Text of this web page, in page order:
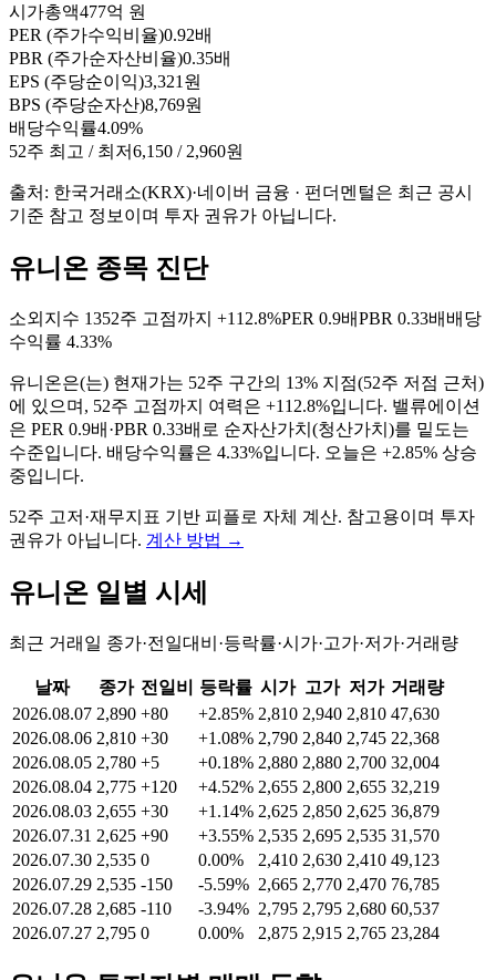
시가총액477억 원
PER (주가수익비율)0.92배
PBR (주가순자산비율)0.35배
EPS (주당순이익)3,321원
BPS (주당순자산)8,769원
배당수익률4.09%
52주 최고 / 최저6,150 / 2,960원
출처: 한국거래소(KRX)·네이버 금융 · 펀더멘털은 최근 공시
기준 참고 정보이며 투자 권유가 아닙니다.
유니온 종목 진단
소외지수 1352주 고점까지 +112.8%PER 0.9배PBR 0.33배 배당
수익률 4.33%
유니온은(는) 현재가는 52주 구간의 13% 지점(52주 저점 근처)
에 있으며, 52주 고점까지 여력은 +112.8%입니다. 밸류에이션
은 PER 0.9배·PBR 0.33배로 순자산가치(청산가치)를 밑도는
수준입니다. 배당수익률은 4.33%입니다. 오늘은 +2.85% 상승
중입니다.
52주 고저·재무지표 기반 피플로 자체 계산. 참고용이며 투자
권유가 아닙니다. 계산 방법 →
유니온 일별 시세
최근 거래일 종가·전일대비·등락률·시가·고가·저가·거래량
날짜 종가 전일비 등락률 시가 고가 저가 거래량
2026.08.07 2,890 +80 +2.85% 2,810 2,940 2,810 47,630
2026.08.06 2,810 +30 +1.08% 2,790 2,840 2,745 22,368
2026.08.05 2,780 +5 +0.18% 2,880 2,880 2,700 32,004
2026.08.04 2,775 +120 +4.52% 2,655 2,800 2,655 32,219
2026.08.03 2,655 +30 +1.14% 2,625 2,850 2,625 36,879
2026.07.31 2,625 +90 +3.55% 2,535 2,695 2,535 31,570
2026.07.30 2,535 0 0.00% 2,410 2,630 2,410 49,123
2026.07.29 2,535 -150 -5.59% 2,665 2,770 2,470 76,785
2026.07.28 2,685 -110 -3.94% 2,795 2,795 2,680 60,537
2026.07.27 2,795 0 0.00% 2,875 2,915 2,765 23,284